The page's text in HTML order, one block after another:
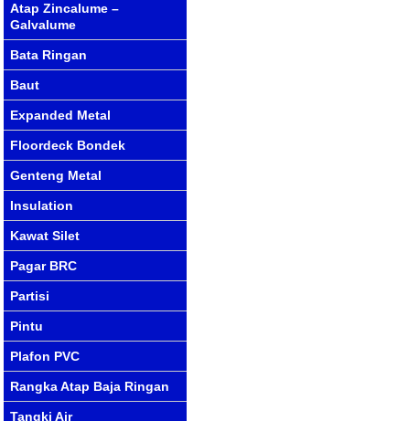
Atap Zincalume –
Galvalume
Bata Ringan
Baut
Expanded Metal
Floordeck Bondek
Genteng Metal
Insulation
Kawat Silet
Pagar BRC
Partisi
Pintu
Plafon PVC
Rangka Atap Baja Ringan
Tangki Air